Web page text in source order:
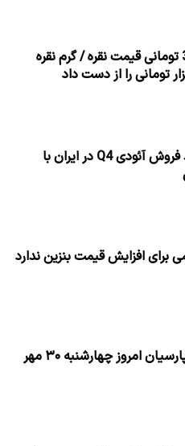
کاهش 3600 تومانی قیمت نقره / گرم نقره
شرایط جدید فروش آئودی Q4 در ایران با
برای افزایش قیمت بنزین ندارد
قیمت سکه پارسیان امروز چهارشنبه ۳۰ مهر